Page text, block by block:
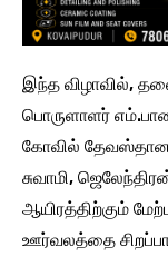
இந்த விழாவில்,
பொருளாளர்
கோவில் தேவஸ்தான
சுவாமி,
ஆயிரத்திற்கும்
ஊர்வலத்தை